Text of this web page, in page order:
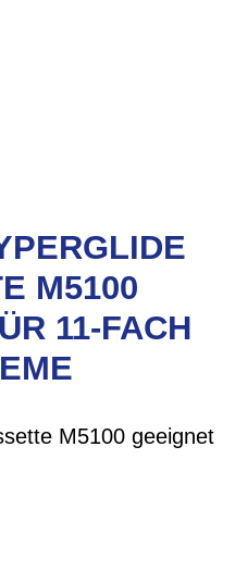
M5100
11-FACH
M5100 geeignet